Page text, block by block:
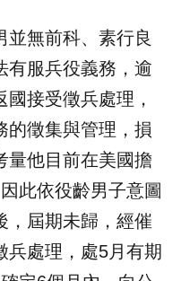
並無前科、素行良
有服兵役義務，逾
接受徵兵處理，
的徵集與管理，損
量他目前在美國擔
此依役齡男子意圖
，屆期未歸，經催
兵處理，處5月有期